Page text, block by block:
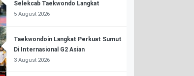
Selekcab Taekwondo Langkat
5 August 2026
Taekwondoin Langkat Perkuat Sumut
Di Internasional G2 Asian
3 August 2026